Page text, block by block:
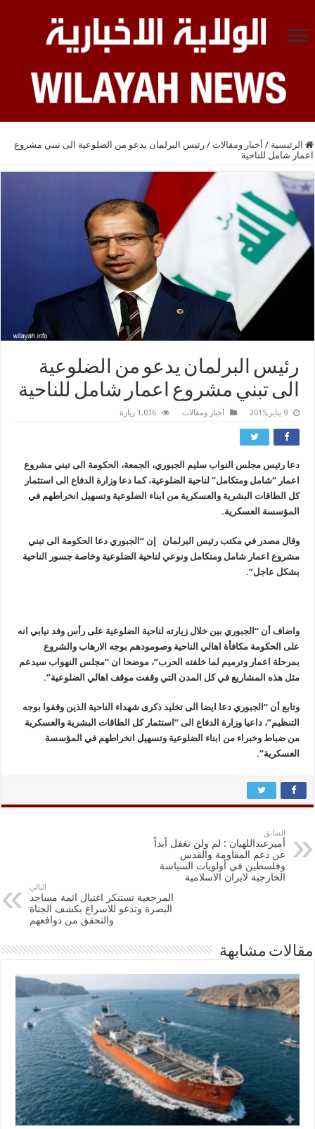
الرئيسية / أخبار ومقالات / رئيس البرلمان يدعو من الضلوعية الى تبني مشروع
اعمار شامل للناحية
رئيس البرلمان يدعو من الضلوعية
الى تبني مشروع اعمار شامل للناحية
9 يناير,2015 أخبار ومقالات 1,036 زيارة
دعا رئيس مجلس النواب سليم الجبوري، الجمعة، الحكومة الى تبني مشروع
اعمار “شامل ومتكامل” لناحية الضلوعية، كما دعا وزارة الدفاع الى استثمار
كل الطاقات البشرية والعسكرية من ابناء الضلوعية وتسهيل انخراطهم في
المؤسسة العسكرية.
وقال مصدر في مكتب رئيس البرلمان إن “الجبوري دعا الحكومة الى تبني
مشروع اعمار شامل ومتكامل ونوعي لناحية الضلوعية وخاصة جسور الناحية
بشكل عاجل”.
واضاف أن “الجبوري بين خلال زيارته لناحية الضلوعية على رأس وفد نيابي انه
على الحكومة مكافأة اهالي الناحية وصومودهم بوجه الارهاب والشروع
بمرحلة اعمار وترميم لما خلفته الحرب”، موضحا ان “مجلس النهواب سيدعم
مثل هذه المشاريع في كل المدن التي وقفت موقف اهالي الضلوعية”.
وتابع أن “الجبوري دعا ايضا الى تخليد ذكرى شهداء الناحية الذين وقفوا بوجه
التنظيم”، داعيا وزارة الدفاع الى “استثمار كل الطاقات البشرية والعسكرية
من ضباط وخبراء من ابناء الضلوعية وتسهيل انخراطهم في المؤسسة
العسكرية”.
السابق
أميرعبداللهيان : لم ولن تغفل أبداً
عن دعم المقاومة والقدس
وفلسطين في أولويات‌ السياسة
الخارجية لايران الاسلامية
التالي
المرجعية تستنكر اغتيال ائمة مساجد
البصرة وتدعو للاسراع بكشف الجناة
والتحقق من دوافعهم
مقالات مشابهة